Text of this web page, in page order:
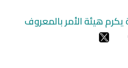
في بطولة كوبا أمريكا
آثار الحر
يكرم هيئة الأمر بالمعروف